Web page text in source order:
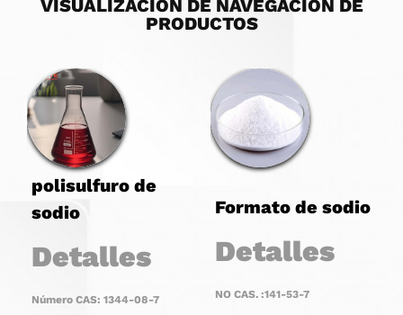
VISUALIZACIÓN DE NAVEGACIÓN DE
PRODUCTOS
polisulfuro de
sodio
Detalles
Número CAS: 1344-08-7
Formato de sodio
Detalles
NO CAS. :141-53-7